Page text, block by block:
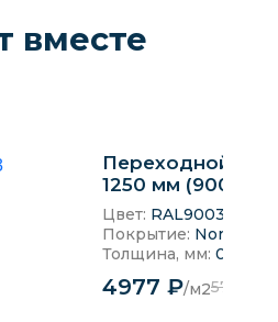
вместе
Переходной
1250 мм (9003)
Цвет: RAL9003
Покрытие:
Толщина, мм: 0.5 мм
4977 ₽/м25724 ₽